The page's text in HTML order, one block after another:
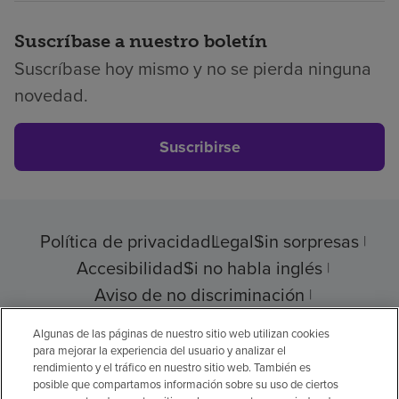
Suscríbase a nuestro boletín
Suscríbase hoy mismo y no se pierda ninguna
novedad.
Suscribirse
Política de privacidadLegalSin sorpresas
AccesibilidadSi no habla inglés
Aviso de no discriminación
Cumplimiento de los proveedores
Algunas de las páginas de nuestro sitio web utilizan cookies
para mejorar la experiencia del usuario y analizar el
rendimiento y el tráfico en nuestro sitio web. También es
posible que compartamos información sobre su uso de ciertos